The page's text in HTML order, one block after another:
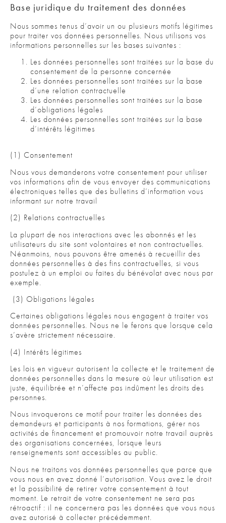
Base juridique du traitement des données
Nous sommes tenus d’avoir un ou plusieurs motifs légitimes
pour traiter vos données personnelles. Nous utilisons vos
informations personnelles sur les bases suivantes :
Les données personnelles sont traitées sur la base du
consentement de la personne concernée
Les données personnelles sont traitées sur la base
d’une relation contractuelle
Les données personnelles sont traitées sur la base
d’obligations légales
Les données personnelles sont traitées sur la base
d’intérêts légitimes
(1) Consentement
Nous vous demanderons votre consentement pour utiliser
vos informations afin de vous envoyer des communications
électroniques telles que des bulletins d’information vous
informant sur notre travail
(2) Relations contractuelles
La plupart de nos interactions avec les abonnés et les
utilisateurs du site sont volontaires et non contractuelles.
Néanmoins, nous pouvons être amenés à recueillir des
données personnelles à des fins contractuelles, si vous
postulez à un emploi ou faites du bénévolat avec nous par
exemple.
(3) Obligations légales
Certaines obligations légales nous engagent à traiter vos
données personnelles. Nous ne le ferons que lorsque cela
s’avère strictement nécessaire.
(4) Intérêts légitimes
Les lois en vigueur autorisent la collecte et le traitement de
données personnelles dans la mesure où leur utilisation est
juste, équilibrée et n’affecte pas indûment les droits des
personnes.
Nous invoquerons ce motif pour traiter les données des
demandeurs et participants à nos formations, gérer nos
activités de financement et promouvoir notre travail auprès
des organisations concernées, lorsque leurs
renseignements sont accessibles au public.
Nous ne traitons vos données personnelles que parce que
vous nous en avez donné l’autorisation. Vous avez le droit
et la possibilité de retirer votre consentement à tout
moment. Le retrait de votre consentement ne sera pas
rétroactif : il ne concernera pas les données que vous nous
avez autorisé à collecter précédemment.